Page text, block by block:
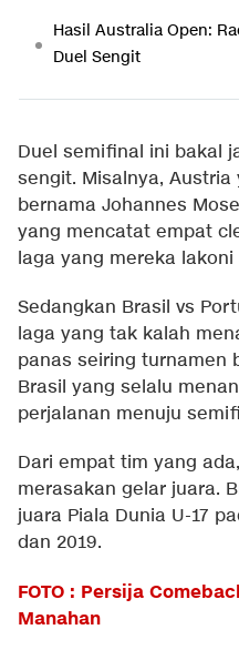
Hasil Australia Open:
Duel Sengit
Duel semifinal ini bakal
sengit. Misalnya,
bernama Johannes
yang mencatat empat
laga yang mereka lakoni
Sedangkan Brasil vs
laga yang tak kalah
panas seiring turnamen
Brasil yang selalu
perjalanan menuju
Dari empat tim yang
merasakan gelar juara.
juara Piala Dunia U-17
dan 2019.
FOTO : Persija
Manahan